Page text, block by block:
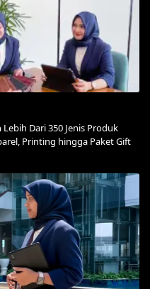
Dari 350 Jenis Produk
Printing hingga Paket Gift